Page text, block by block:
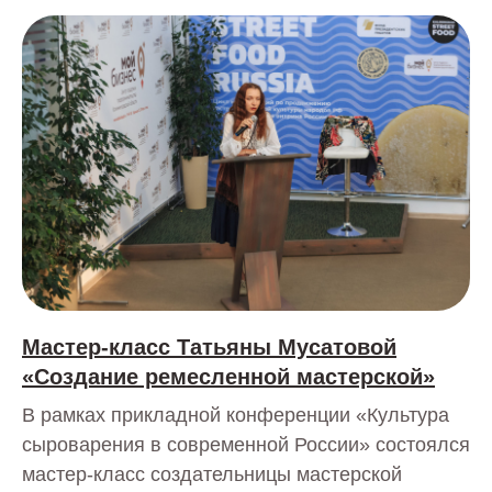
Мастер-класс Татьяны Мусатовой
«Создание ремесленной мастерской»
В рамках прикладной конференции «Культура
сыроварения в современной России» состоялся
мастер-класс создательницы мастерской